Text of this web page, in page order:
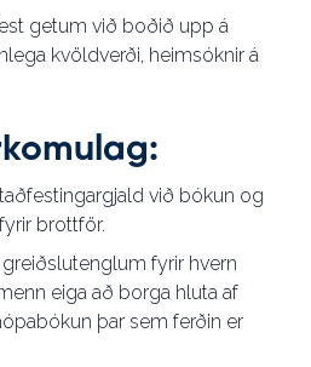
getum við boðið upp á
kvöldverði, heimsóknir á
við bókun og
brottför.
fyrir hvern
eiga að borga hluta af
þar sem ferðin er